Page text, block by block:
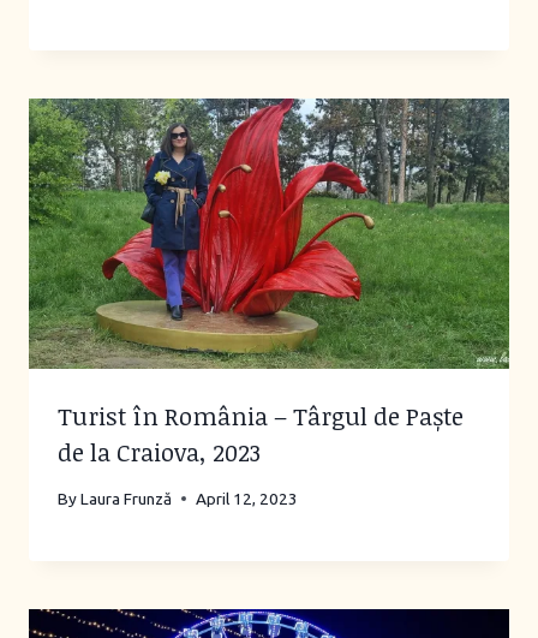
Turist în România – Târgul de Paște
de la Craiova, 2023
ByLaura Frunză April 12, 2023